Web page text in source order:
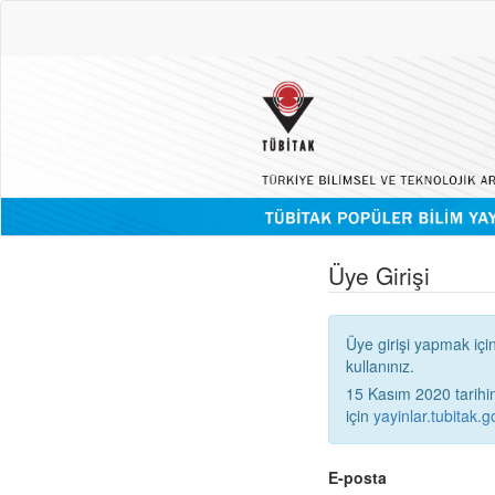
Üye Girişi
Üye girişi yapmak için
kullanınız.
15 Kasım 2020
için
E-posta